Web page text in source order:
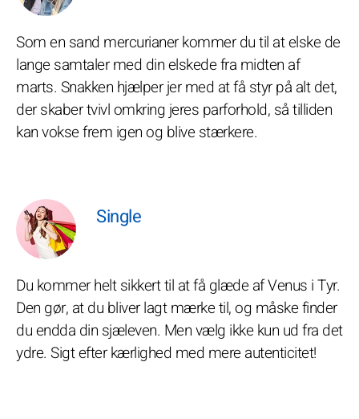
Som en sand mercurianer kommer du til at elske de
lange samtaler med din elskede fra midten af
marts. Snakken hjælper jer med at få styr på alt det,
der skaber tvivl omkring jeres parforhold, så tilliden
kan vokse frem igen og blive stærkere.
Single
Du kommer helt sikkert til at få glæde af Venus i Tyr.
Den gør, at du bliver lagt mærke til, og måske finder
du endda din sjæleven. Men vælg ikke kun ud fra det
ydre. Sigt efter kærlighed med mere autenticitet!